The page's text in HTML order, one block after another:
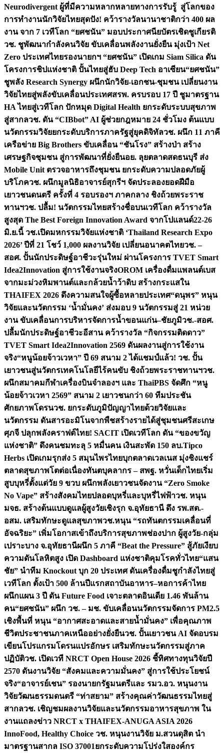
Neurodivergent ผู้ที่มีความหลากหลายทางการรับรู้ สู่โลกของ
การทำงานนักวิจัยไทยสุดปัง! คว้ารางวัลนานาชาติกว่า 400 ผล
งาน จาก 7 เวทีโลก “ยศชนัน” มอบประกาศนียบัตรเชิดชูเกียรติ
วช. ชูพัฒนากำลังคนวิจัย ขับเคลื่อนพลังงานยั่งยืน มุ่งเป้า Net
Zero ประเทศไทยรองนายกฯ “ยศชนัน” เปิดเกม Siam Silica ดัน
โครงการชิปแห่งชาติ ปั้นไทยสู่ฮับ Deep Tech อาเซียน“ยศชนัน”
ชูพลัง Research Synergy ผนึกนักวิจัย-เอกชน-ชุมชน เปลี่ยนงาน
วิจัยไทยสู่พลังขับเคลื่อนประเทศสรพ. ครบรอบ 17 ปี ชูมาตรฐาน
HA ไทยสู่เวทีโลก ปักหมุด Digital Health ยกระดับระบบสุขภาพ
สู่สากลวช. ดัน “CIBbot” AI ผู้ช่วยกฎหมาย 24 ชั่วโมง ต้นแบบ
นวัตกรรมวิจัยยกระดับบริการภาครัฐสู่ยุคดิจิทัลวช. ผนึก 11 ภาคี
เครือข่าย Big Brothers ขับเคลื่อน “ชันโรง” สร้างป่า สร้าง
เศรษฐกิจชุมชน สู่การพัฒนาที่ยั่งยืนอย. ลุยตลาดสดธนบุรี ส่ง
Mobile Unit ตรวจอาหารถึงชุมชน ยกระดับความปลอดภัยผู้
บริโภควช. ผนึกมูลนิธิอาจารย์สุกรีฯ จัดประลองยอดฝีมือ
เยาวชนดนตรี ครั้งที่ 4 รอบรองฯ ภาคกลาง ชิงถ้วยพระราช
ทานฯวช. ปลื้ม! นวัตกรรมไทยสร้างชื่อบนเวทีโลก คว้ารางวัล
สูงสุด The Best Foreign Innovation Award จากโปแลนด์22-26
มิ.ย.นี้ วช.เปิดมหกรรมวิจัยแห่งชาติ ‘Thailand Research Expo
2026’ ปีที่ 21 โชว์ 1,000 ผลงานวิจัย เปลี่ยนอนาคตไทยวช. –
สอศ. ปั้นนักประดิษฐ์อาชีวะรุ่นใหม่ ผ่านโครงการ TVET Smart
Idea2Innovation สู่การใช้งานจริงOROM เครื่องดื่มแพลนต์เบส
จากมะม่วงหิมพานต์และกล้วยน้ำว้าดิบ สร้างกระแสใน
THAIFEX 2026 ดึงความสนใจผู้ซื้อหลายประเทศ“ดนุพร” หนุน
วิจัยและนวัตกรรม ‘น้ำมั่นคง’ ส่งมอบ 9 นวัตกรรมสู่ 21 หน่วย
งาน ขับเคลื่อนการบริหารจัดการน้ำขอนแก่น–ชัยภูมิวช.-สอศ.
ปลื้มนักประดิษฐ์อาชีวะอีสาน คว้ารางวัล “กิจกรรมติดดาว”
TVET Smart Idea2Innovation 2569 ดันผลงานสู่การใช้งาน
จริง“หนูน้อยจ้าวเวหา” ปี 69 สนาม 2 ได้แชมป์แล้ว! วช. ปั้น
เยาวชนสู่นวัตกรเทคโนโลยีไร้คนขับ ชิงถ้วยพระราชทานฯวช.
ผนึกสมาคมกีฬาเครื่องบินจำลองฯ และ ThaiPBS จัดศึก “หนู
น้อยจ้าวเวหา 2569” สนาม 2 เยาวชนกว่า 60 ทีมประชัน
ศักยภาพโดรนวช. ยกระดับภูมิปัญญาไทยด้วยวิจัยและ
นวัตกรรม ดันสารอะมิโนจากพืชสร้างรายได้สู่ชุมชนศรีสะเกษ
ศุภจี ปลุกพลังคราฟต์ไทย! SACIT เปิดเวทีโลก ดัน “ของขวัญ
แห่งชาติ” ดึงคนชมทะลุ 5 หมื่นคน เงินสะพัด 150 ลบ.Tipco
Herbs เปิดเกมรุกส่ง 5 สมุนไพรไทยบุกตลาดเวลเนส มุ่งชิงแชร์
ตลาดสุขภาพโตต่อเนื่องทันตบุคลากร – สพฐ. หวั่นเด็กไทยเริ่ม
สูบบุหรี่ตั้งแต่วัย 9 ขวบ ผนึกพลังเยาวชนจัดงาน “Zero Smoke
No Vape” สร้างสังคมไทยปลอดบุหรี่และบุหรี่ไฟฟ้าวช. หนุน
มจธ. สร้างต้นแบบดูแลผู้สูงวัยเชิงรุก จ.อุทัยธานี ดึง รพ.สต.-
อสม. เสริมทักษะดูแลสุขภาพวช.หนุน “รถทันตกรรมเคลื่อนที่
อัจฉริยะ” เพิ่มโอกาสเข้าถึงบริการสุขภาพช่องปาก ผู้สูงวัย-กลุ่ม
เปราะบาง จ.อุทัยธานีผนึก 5 ภาคี “Beat the Pressure” สู้ภัยเงียบ
ความดันโลหิตสูง เปิด Dashboard แห่งชาติคุมโรคทั่วไทย“แสน
ชัย” นำทีม Knockout บุก 20 ประเทศ ดันเครื่องดื่มชูกำลังไทยสู่
เวทีโลก ตั้งเป้า 500 ล้านปีแรกสถาบันอาหาร–หอการค้าไทย
ผนึกแผน 3 ปี ดัน Future Food เจาะตลาดอินเดีย 1.46 พันล้าน
คน“ยศชนัน” ผนึก วช. – มช. ขับเคลื่อนนวัตกรรมจัดการ PM2.5
เชิงพื้นที่ หนุน “อากาศสะอาดและสายน้ำมั่นคง” เพื่อคุณภาพ
ชีวิตประชาชนภาคเหนืออย่างยั่งยืนวช. ปั้นเยาวชน AI จัดอบรม
เขียนโปรแกรมโดรนแปรอักษร เสริมทักษะนวัตกรรมสู่ภาค
ปฏิบัติวช. เปิดเวที NRCT Open House 2026 ชี้ทิศทางทุนวิจัยปี
2570 ดันงานวิจัย “สังคมและความมั่นคง” สู่การใช้ประโยชน์
จริง“อาจารย์เชน” รองนายกรัฐมนตรีและ รมว.อว. หนุนงาน
วิจัยวัฒนธรรมดนตรี “ท่าสยาม” สร้างคุณค่าวัฒนธรรมไทยสู่
สากลวช. เชิญชมผลงานวิจัยและนวัตกรรมอาหารสุขภาพ ใน
งานแถลงข่าว NRCT x THAIFEX-ANUGA ASIA 2026
InnoFood, Healthy Choice วช. หนุนงานวิจัย ม.สวนดุสิต นำ
มาตรฐานสากล ISO 37001ยกระดับความโปร่งใสองค์กร